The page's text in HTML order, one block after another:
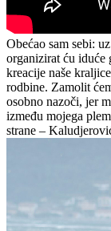
Obećao sam sebi:
organizirat ću iduće
kreacije naše
rodbine. Zamolit
osobno nazoči, jer
između mojega
strane –